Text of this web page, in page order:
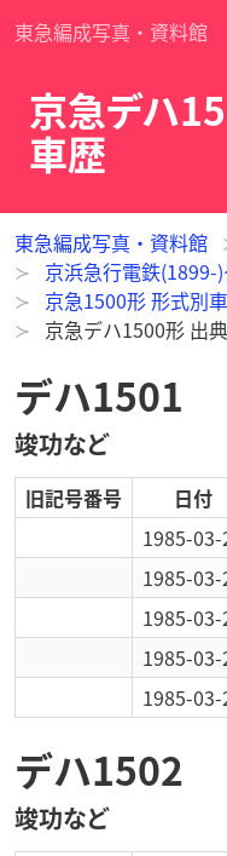
東急編成写真・資料館
京急デハ
車歴
東急編成写真・資料館
京浜急行電鉄(1899-
京急1500形 形式別
京急デハ1500形 出
デハ1501
竣功など
旧記号番号 日付
1985-03-
1985-03-
1985-03-
1985-03-
1985-03-
デハ1502
竣功など